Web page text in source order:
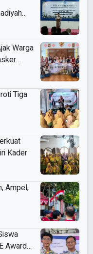
Warga
Tiga
Kader
Ampel,
Awards